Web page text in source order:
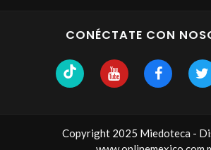
CONÉCTATE CON
Copyright 2025 Miedoteca -